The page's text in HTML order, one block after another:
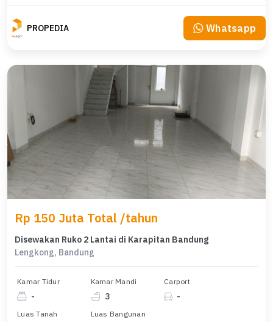
PROPEDIA Whatsapp
Rp 150 Juta Total /tahun
Disewakan Ruko 2 Lantai di Karapitan Bandung
Lengkong, Bandung
Kamar Tidur
-
Kamar Mandi
3
Carport
-
Luas Tanah Luas Bangunan